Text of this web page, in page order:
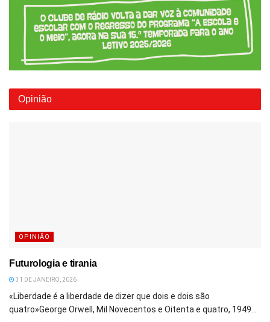
Opinião
OPINIÃO
Futurologia e tirania
31 DE JANEIRO, 2026
«Liberdade é a liberdade de dizer que dois e dois são
quatro»George Orwell, Mil Novecentos e Oitenta e quatro, 1949...